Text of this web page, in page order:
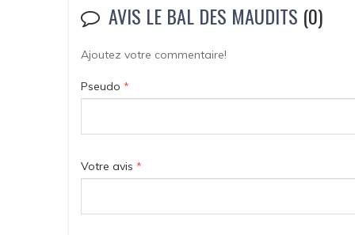
AVIS LE BAL DES MAUDITS (0)
Ajoutez votre commentaire!
Pseudo *
Votre avis *